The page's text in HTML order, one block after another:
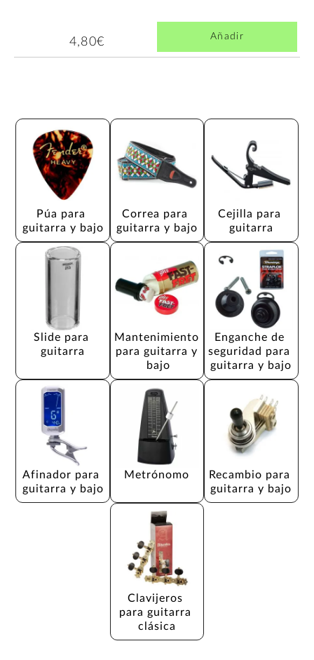
4,80€ Añadir
Púa para
guitarra y bajo
Correa para
guitarra y bajo
Cejilla para
guitarra
Slide para
guitarra
Mantenimiento
para guitarra y
bajo
Enganche de
seguridad para
guitarra y bajo
Afinador para
guitarra y bajo
Metrónomo
Recambio para
guitarra y bajo
Clavijeros
para guitarra
clásica